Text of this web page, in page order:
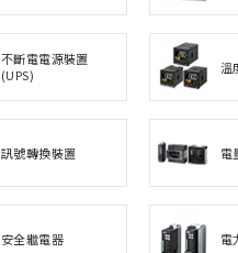
不斷電電源裝置
(UPS)
溫
訊號轉換裝置 電
安全繼電器 電